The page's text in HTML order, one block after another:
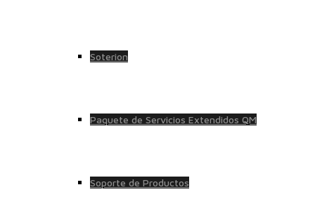
Soterion
Paquete de Servicios Extendidos QM
Soporte de Productos